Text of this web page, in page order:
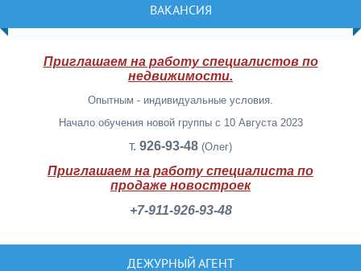
ВАКАНСИЯ
Приглашаем на работу специалистов по
недвижимости.
Опытным - индивидуальные условия.
Начало обучения новой группы с 10 Августа 2023
т. 926-93-48 (Олег)
Приглашаем на работу специалиста по
продаже новостроек
+7-911-926-93-48
ДЕЖУРНЫЙ АГЕНТ